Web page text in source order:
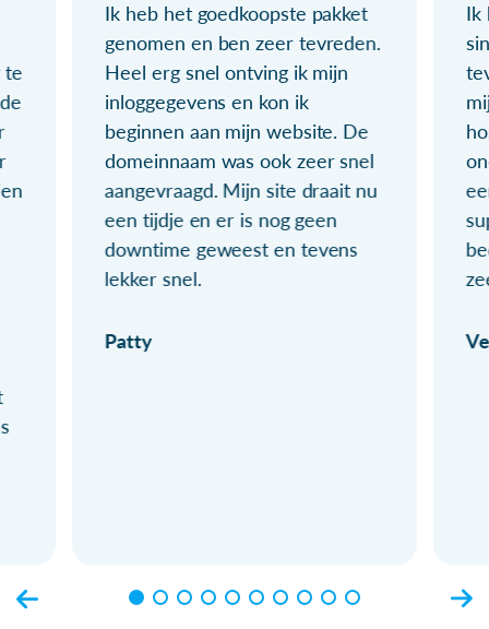
te
Ik heb het goedkoopste pakket
genomen en ben zeer tevreden.
Heel erg snel ontving ik mijn
inloggegevens en kon ik
beginnen aan mijn website. De
domeinnaam was ook zeer snel
aangevraagd. Mijn site draait nu
een tijdje en er is nog geen
downtime geweest en tevens
lekker snel.
Patty
Ik